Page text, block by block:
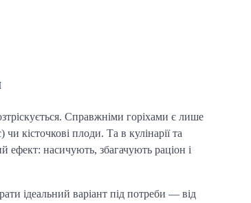
Справжніми горіхами є лише
кісточкові плоди. Та в кулінарії та
ефект: насичують, збагачують раціон і
ідеальний варіант під потреби — від